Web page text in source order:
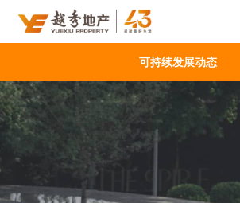
可持续发展动态